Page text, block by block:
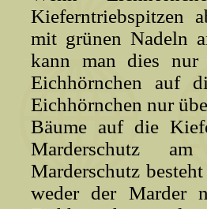
Kieferntriebspitzen
mit grünen Nadeln
kann man dies nur
Eichhörnchen auf
Eichhörnchen nur
Bäume auf die
Marderschutz
Marderschutz
weder der Marder